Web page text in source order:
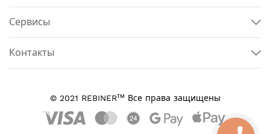
Сервисы
Контакты
© 2021 REBINERтм Все права защищены